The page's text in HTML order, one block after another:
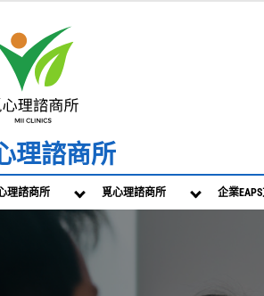
理諮商所
理諮商所 覓心理諮商所 企業